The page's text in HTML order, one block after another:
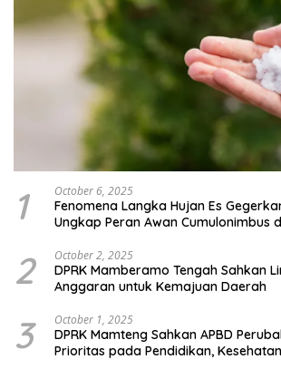
1 October 6, 2025
Fenomena Langka Hujan Es
Ungkap Peran Awan Cumulonimbus
2 October 2, 2025
DPRK Mamberamo Tengah Sahkan
Anggaran untuk Kemajuan Daerah
3 October 1, 2025
DPRK Mamteng Sahkan APBD
Prioritas pada Pendidikan,